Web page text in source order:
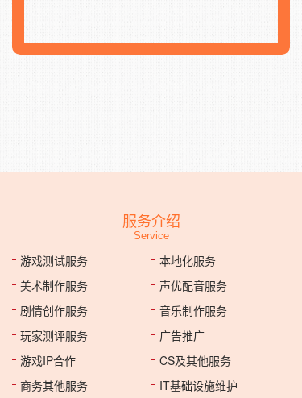
服务介绍
Service
游戏测试服务
本地化服务
美术制作服务
声优配音服务
剧情创作服务
音乐制作服务
玩家测评服务
广告推广
游戏IP合作
CS及其他服务
商务其他服务
IT基础设施维护